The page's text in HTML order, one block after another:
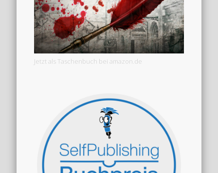
Jetzt als Taschenbuch bei amazon.de